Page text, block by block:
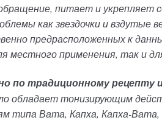
питает и
как звездочки и вздутые
предрасположенных к
местного применения, так и
по традиционному
обладает тонизирующим
типа Вата, Капха, Капха-